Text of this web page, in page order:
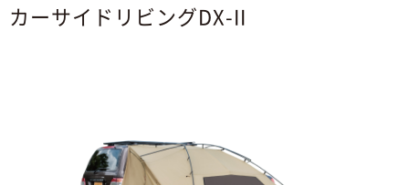
カーサイドリビングDX-II